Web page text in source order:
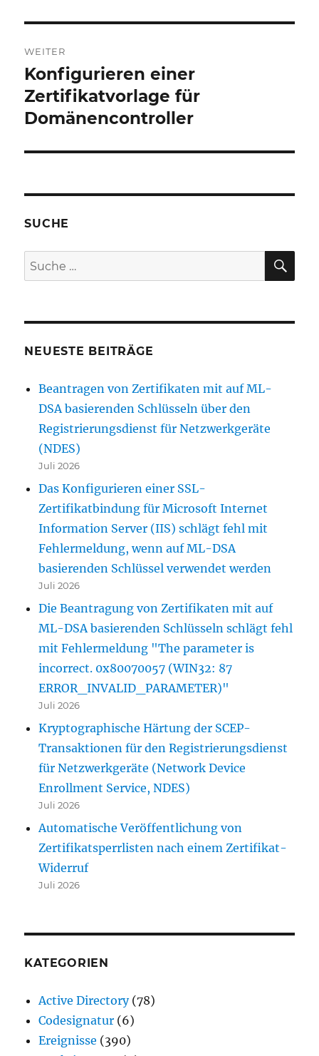
WEITER
Nächster
Beitrag:
Konfigurieren einer
Zertifikatvorlage für
Domänencontroller
SUCHE
Suche
nach:
NEUESTE BEITRÄGE
Beantragen von Zertifikaten mit auf ML-
DSA basierenden Schlüsseln über den
Registrierungsdienst für Netzwerkgeräte
(NDES)
Juli 2026
Das Konfigurieren einer SSL-
Zertifikatbindung für Microsoft Internet
Information Server (IIS) schlägt fehl mit
Fehlermeldung, wenn auf ML-DSA
basierenden Schlüssel verwendet werden
Juli 2026
Die Beantragung von Zertifikaten mit auf
ML-DSA basierenden Schlüsseln schlägt fehl
mit Fehlermeldung "The parameter is
incorrect. 0x80070057 (WIN32: 87
ERROR_INVALID_PARAMETER)"
Juli 2026
Kryptographische Härtung der SCEP-
Transaktionen für den Registrierungsdienst
für Netzwerkgeräte (Network Device
Enrollment Service, NDES)
Juli 2026
Automatische Veröffentlichung von
Zertifikatsperrlisten nach einem Zertifikat-
Widerruf
Juli 2026
KATEGORIEN
Active Directory(78)
Codesignatur (6)
Ereignisse (390)